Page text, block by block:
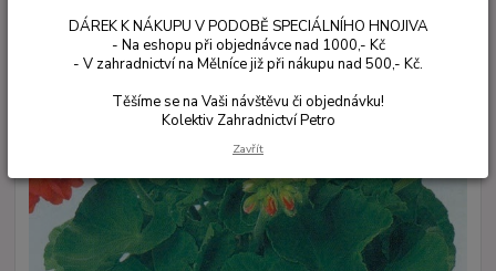
DÁREK K NÁKUPU V PODOBĚ SPECIÁLNÍHO HNOJIVA
- Na eshopu při objednávce nad 1000,- Kč
- V zahradnictví na Mělníce již při nákupu nad 500,- Kč.
Těšíme se na Vaši návštěvu či objednávku!
Kolektiv Zahradnictví Petro
Zavřít